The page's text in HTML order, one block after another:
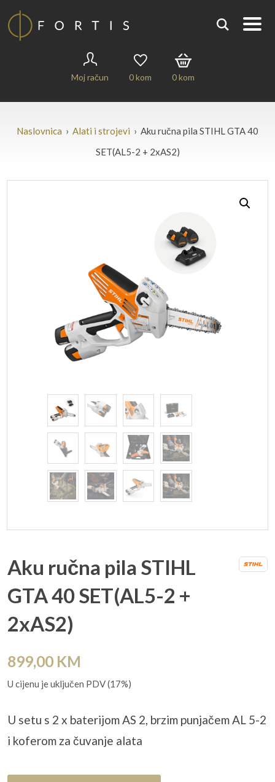
Moj račun 0kom 0kom
Naslovnica › Alati i strojevi › Aku ručna pila STIHL GTA 40
SET(AL5-2 + 2xAS2)
Aku ručna pila STIHL
GTA 40 SET(AL5-2 +
2xAS2)
899,00 KM
U cijenu je uključen PDV (17%)
U setu s 2 x baterijom AS 2, brzim punjačem AL 5-2
i koferom za čuvanje alata